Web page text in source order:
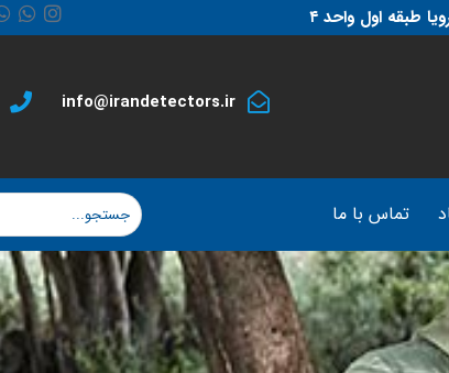
طبقه اول واحد ۴
info@irandetectors.ir
تماس با ما